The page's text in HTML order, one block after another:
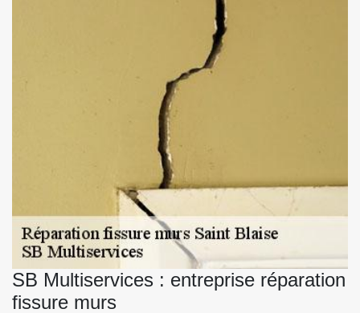
SB Multiservices : entreprise réparation
fissure murs